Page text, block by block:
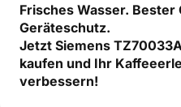
Frisches Wasser.
Geräteschutz.
Jetzt Siemens
kaufen und Ihr
verbessern!